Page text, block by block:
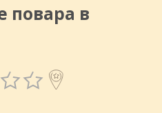
повара в